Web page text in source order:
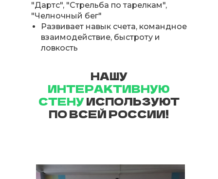
"Дартс", "Стрельба по тарелкам",
"Челночный бег"
Развивает навык счета, командное
взаимодействие, быстроту и
ловкость
НАШУ
ИНТЕРАКТИВНУЮ
СТЕНУИСПОЛЬЗУЮТ
ПО ВСЕЙ РОССИИ!